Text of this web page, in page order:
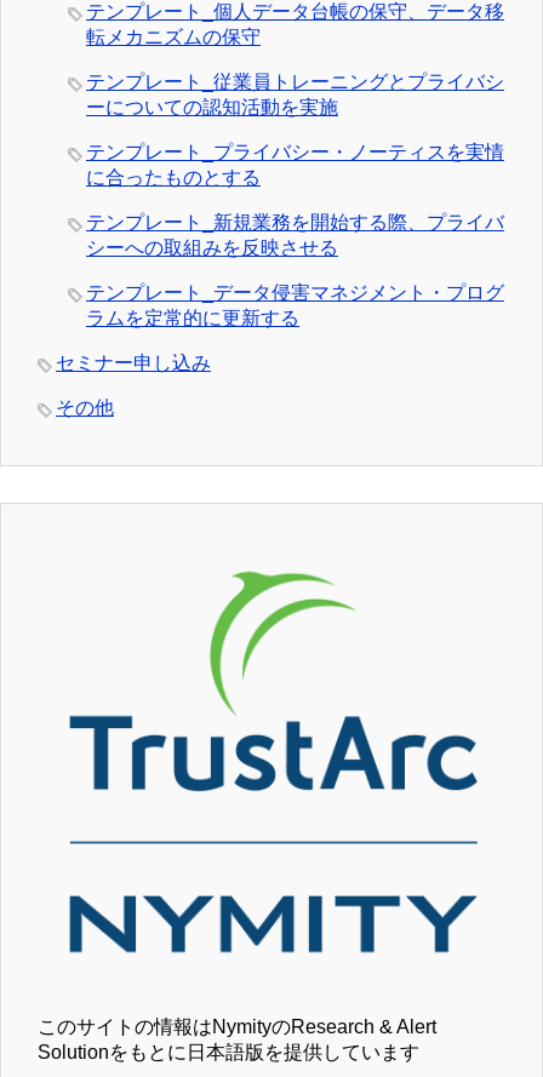
テンプレート_個人データ台帳の保守、データ移
転メカニズムの保守
テンプレート_従業員トレーニングとプライバシ
ーについての認知活動を実施
テンプレート_プライバシー・ノーティスを実情
に合ったものとする
テンプレート_新規業務を開始する際、プライバ
シーへの取組みを反映させる
テンプレート_データ侵害マネジメント・プログ
ラムを定常的に更新する
セミナー申し込み
その他
このサイトの情報はNymityのResearch & Alert
Solutionをもとに日本語版を提供しています